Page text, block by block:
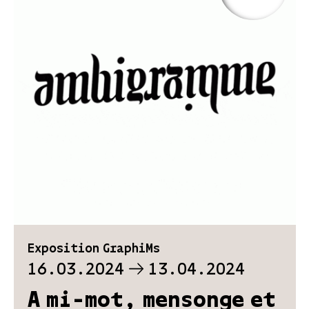
Exposition GraphiMs
16.03.2024 13.04.2024
A mi-mot, mensonge et